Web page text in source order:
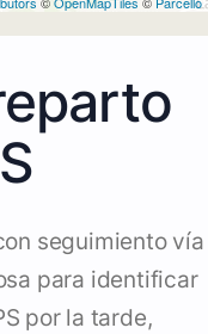
seguimiento vía
para identificar
por la tarde,